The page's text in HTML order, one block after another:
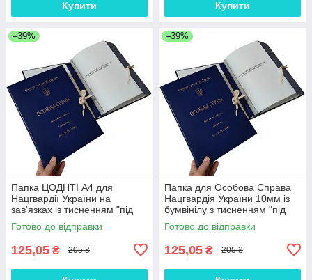
Купити Купити
–39%
Папка ЦОДНТІ А4 для
Нацгвардії України на
зав'язках із тисненням "під
золото" без клапанів бумвініл
10мм
Готово до відправки
125,05 ₴ 205 ₴
–39%
Папка для Особова Справа
Нацгвардія України 10мм із
бумвінілу з тисненням "під
золото" А4 без клапанів на
зав'язках
Готово до відправки
125,05 ₴ 205 ₴